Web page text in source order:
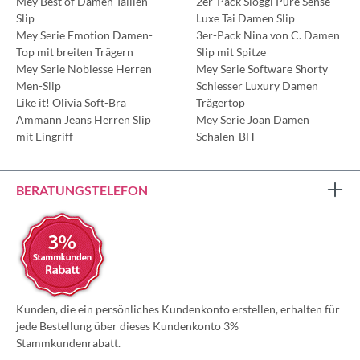
Slip
Mey Serie Emotion Damen-
Top mit breiten Trägern
Mey Serie Noblesse Herren
Men-Slip
Like it! Olivia Soft-Bra
Ammann Jeans Herren Slip
mit Eingriff
Luxe Tai Damen Slip
3er-Pack Nina von C. Damen
Slip mit Spitze
Mey Serie Software Shorty
Schiesser Luxury Damen
Trägertop
Mey Serie Joan Damen
Schalen-BH
BERATUNGSTELEFON
Kunden, die ein persönliches Kundenkonto erstellen, erhalten für
jede Bestellung über dieses Kundenkonto 3%
Stammkundenrabatt.